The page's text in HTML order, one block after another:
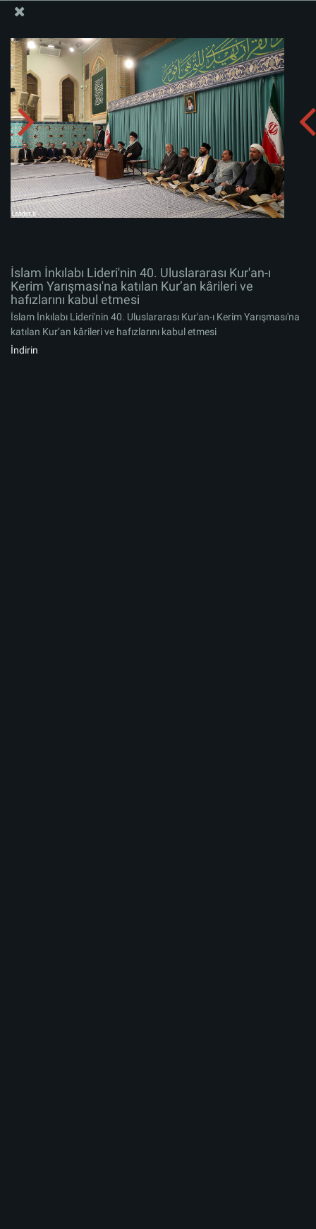
İslam İnkılabı Lideri'nin 40. Uluslararası Kur'an-ı Kerim
Yarışması'na katılan Kur’an kârileri ve hafızlarını kabul
etmesi
Albümü indirin:
İslam İnkılabı Lideri'nin 40. Uluslararası Kur'an-ı
Kerim Yarışması'na katılan Kur’an kârileri ve
hafızlarını kabul etmesi
İslam İnkılabı Lideri'nin 40. Uluslararası Kur'an-ı Kerim Yarışması'na
katılan Kur’an kârileri ve hafızlarını kabul etmesi
İndirin